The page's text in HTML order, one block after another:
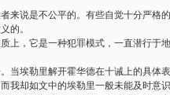
来说是不公平的。有些自觉十分严格
的。
上，它是一种犯罪模式，一直潜行于
当埃勒里解开霍华德在十诫上的具体
我却如文中的埃勒里一般未能及时意识